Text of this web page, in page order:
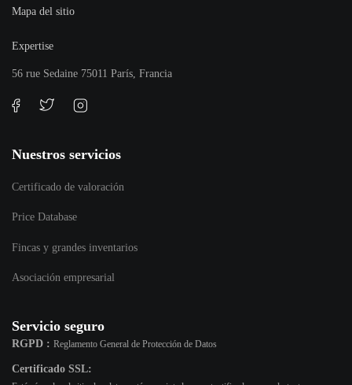
Mapa del sitio
Expertise
56 rue Sedaine 75011 París, Francia
Nuestros servicios
Certificado de valoración
Price Database
Fincas y grandes inventarios
Asociación empresarial
Servicio seguro
RGPD : Reglamento General de Protección de Datos
Certificado SSL: